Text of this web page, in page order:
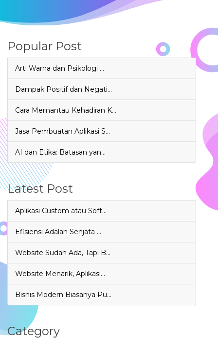
Popular Post
Arti Warna dan Psikologi …
Dampak Positif dan Negati…
Cara Memantau Kehadiran K…
Jasa Pembuatan Aplikasi S…
AI dan Etika: Batasan yan…
Latest Post
Aplikasi Custom atau Soft…
Efisiensi Adalah Senjata …
Website Sudah Ada, Tapi B…
Website Menarik, Aplikasi…
Bisnis Modern Biasanya Pu…
Category